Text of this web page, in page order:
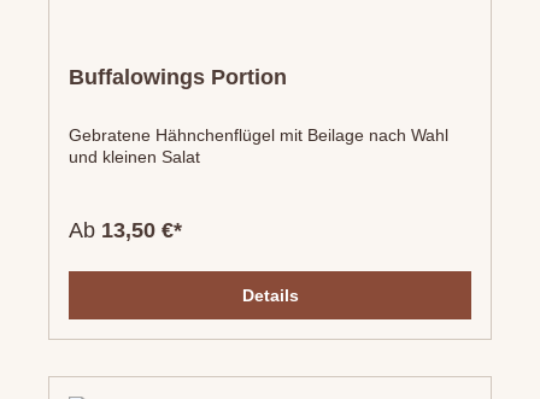
Buffalowings Portion
Gebratene Hähnchenflügel mit Beilage nach Wahl
und kleinen Salat
Ab 13,50 €*
Details